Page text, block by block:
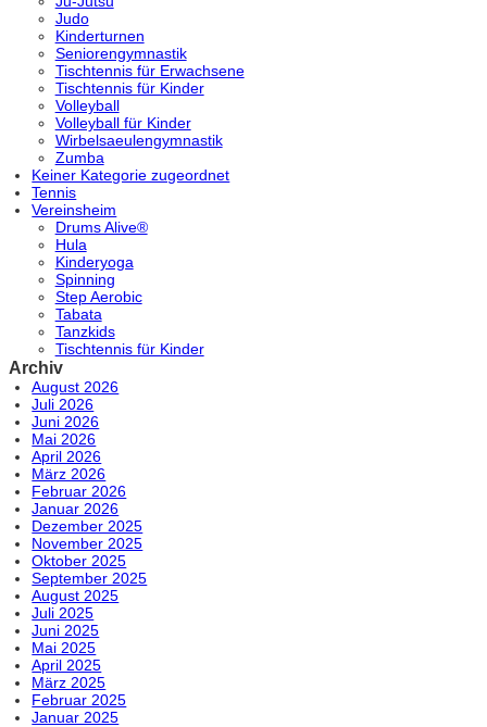
Judo
Kinderturnen
Seniorengymnastik
Tischtennis für Erwachsene
Tischtennis für Kinder
Volleyball
Volleyball für Kinder
Wirbelsaeulengymnastik
Zumba
Keiner Kategorie zugeordnet
Tennis
Vereinsheim
Drums Alive®
Hula
Kinderyoga
Spinning
Step Aerobic
Tabata
Tanzkids
Tischtennis für Kinder
Archiv
August 2026
Juli 2026
Juni 2026
Mai 2026
April 2026
März 2026
Februar 2026
Januar 2026
Dezember 2025
November 2025
Oktober 2025
September 2025
August 2025
Juli 2025
Juni 2025
Mai 2025
April 2025
März 2025
Februar 2025
Januar 2025